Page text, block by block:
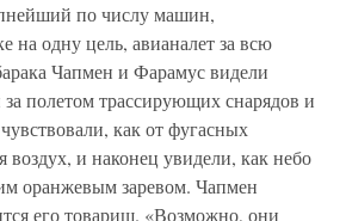
по числу машин,
на одну цель, авианалет за всю
Чапмен и Фарамус видели
полетом трассирующих снарядов и
как от фугасных
воздух, и наконец увидели, как небо
оранжевым заревом. Чапмен
его товарищ. «Возможно, они